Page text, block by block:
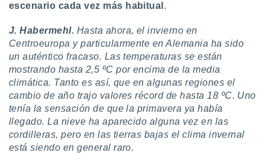
escenario cada vez más habitual .
J. Habermehl. Hasta ahora, el invierno en
Centroeuropa y particularmente en Alemania ha sido
un auténtico fracaso. Las temperaturas se están
mostrando hasta 2,5 ºC por encima de la media
climática. Tanto es así, que en algunas regiones el
cambio de año trajo valores récord de hasta 18 ºC. Uno
tenía la sensación de que la primavera ya había
llegado. La nieve ha aparecido alguna vez en las
cordilleras, pero en las tierras bajas el clima invernal
está siendo en general raro.